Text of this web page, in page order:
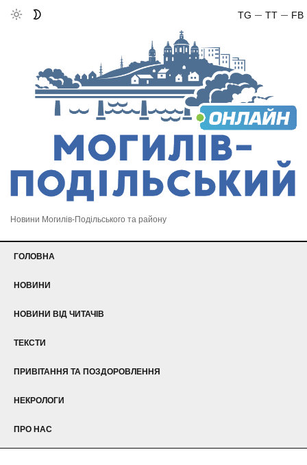
FB
TT
TG
Новини Могилів-Подільського та району
ГОЛОВНА
НОВИНИ
НОВИНИ ВІД ЧИТАЧІВ
ТЕКСТИ
ПРИВІТАННЯ ТА ПОЗДОРОВЛЕННЯ
НЕКРОЛОГИ
ПРО НАС